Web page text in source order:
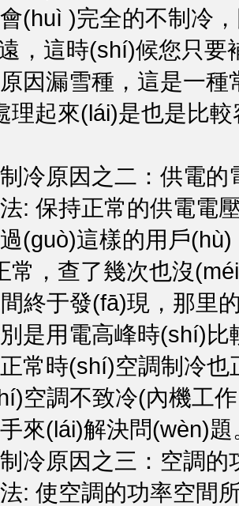
會(huì )完全的不制冷
，這時(shí)候您只
因漏雪種，這是一
起來(lái)是也是比較
原因之二：供電的
保持正常的供電電
這樣的用戶(hù)
，查了幾次也沒
終于發(fā)現，那里
特別是用電高峰時
常時(shí)空調制冷也
調不致冷(內機工作
來(lái)解決問(wèn)題
原因之三：空調的
使空調的功率空間所